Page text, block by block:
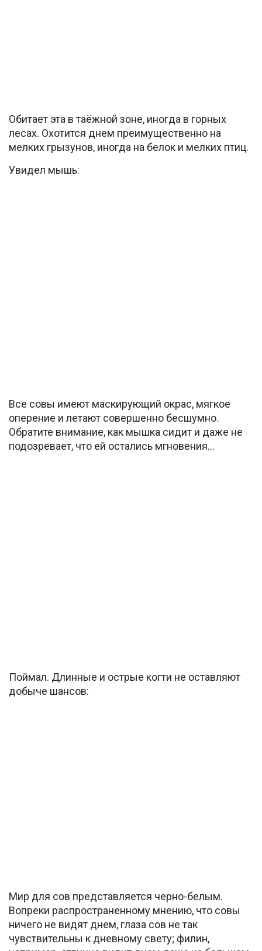
Обитает эта в таёжной зоне, иногда в горных
лесах. Охотится днем преимущественно на
мелких грызунов, иногда на белок и мелких птиц.
Увидел мышь:
Все совы имеют маскирующий окрас, мягкое
оперение и летают совершенно бесшумно.
Обратите внимание, как мышка сидит и даже не
подозревает, что ей остались мгновения…
Поймал. Длинные и острые когти не оставляют
добыче шансов:
Мир для сов представляется черно-белым.
Вопреки распространенному мнению, что совы
ничего не видят днем, глаза сов не так
чувствительны к дневному свету; филин,